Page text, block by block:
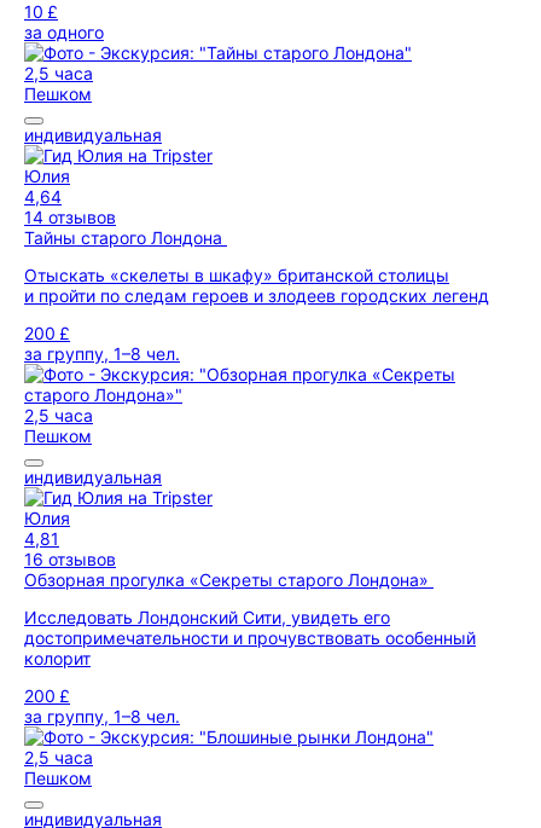
10 £
за одного
2,5 часа
Пешком
индивидуальная
Юлия
4,64
14 отзывов
Тайны старого Лондона
Отыскать «скелеты в шкафу» британской столицы
и пройти по следам героев и злодеев городских легенд
200 £
за группу, 1–8 чел.
2,5 часа
Пешком
индивидуальная
Юлия
4,81
16 отзывов
Обзорная прогулка «Секреты старого Лондона»
Исследовать Лондонский Сити, увидеть его
достопримечательности и прочувствовать особенный
колорит
200 £
за группу, 1–8 чел.
2,5 часа
Пешком
индивидуальная